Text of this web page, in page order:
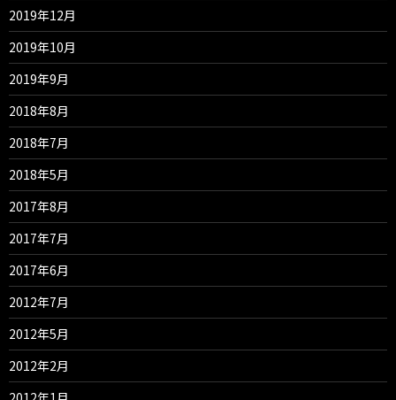
2019年12月
2019年10月
2019年9月
2018年8月
2018年7月
2018年5月
2017年8月
2017年7月
2017年6月
2012年7月
2012年5月
2012年2月